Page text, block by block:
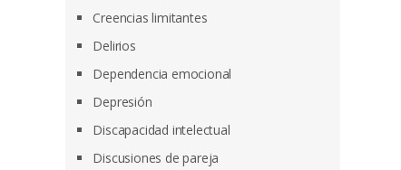
Creencias limitantes
Delirios
Dependencia emocional
Depresión
Discapacidad intelectual
Discusiones de pareja